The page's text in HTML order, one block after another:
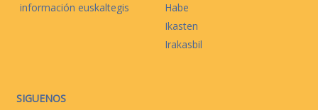
información euskaltegis
Habe
Ikasten
Irakasbil
SIGUENOS